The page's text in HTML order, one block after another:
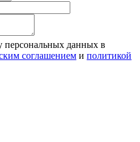
персональных данных в
соглашением и политикой